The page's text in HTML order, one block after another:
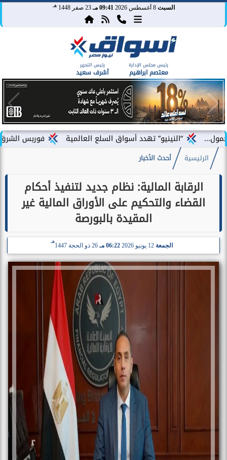
السبت 8 أغسطس 2026 09:41 مـ 23 صفر 1448 هـ
رئيس مجلس الإدارة
معتصم ابراهيم
رئيس التحرير
أشرف سعيد
فوربس الشرق الأوسط “النينيو” تهدد أسواق السلع العالمية
الرئيسية أحدث الأخبار
الرقابة المالية: نظام جديد لتنفيذ أحكام
القضاء والتحكيم على الأوراق المالية غير
المقيدة بالبورصة
الجمعة 12 يونيو 2026 06:22 مـ 26 ذو الحجة 1447
هـ